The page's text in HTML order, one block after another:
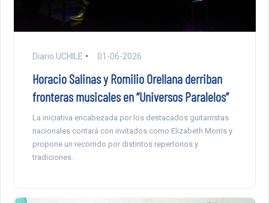
Diario UCHILE 01-06-2026
Horacio Salinas y Romilio Orellana derriban
fronteras musicales en “Universos Paralelos”
La iniciativa encabezada por los destacados guitarristas
nacionales contará con invitados como Elizabeth Morris y
propone un recorrido por distintos repertorios y
tradiciones.